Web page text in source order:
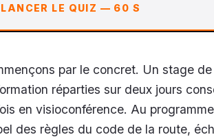
LANCER LE QUIZ — 60 S
par le concret. Un stage
réparties sur deux jours
en visioconférence. Au
des règles du code de la route,